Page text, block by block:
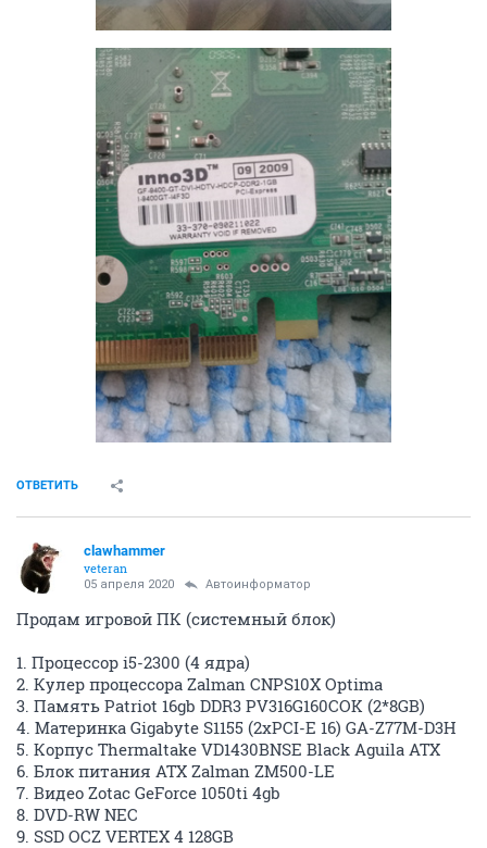
ОТВЕТИТЬ
clawhammer
veteran
05 апреля 2020 Автоинформатор
Продам игровой ПК (системный блок)
1. Процессор i5-2300 (4 ядра)
2. Кулер процессора Zalman CNPS10X Optima
3. Память Patriot 16gb DDR3 PV316G160COK (2*8GB)
4. Материнка Gigabyte S1155 (2xPCI-E 16) GA-Z77M-D3H
5. Корпус Thermaltake VD1430BNSE Black Aguila ATX
6. Блок питания ATX Zalman ZM500-LE
7. Видео Zotac GeForce 1050ti 4gb
8. DVD-RW NEC
9. SSD OCZ VERTEX 4 128GB